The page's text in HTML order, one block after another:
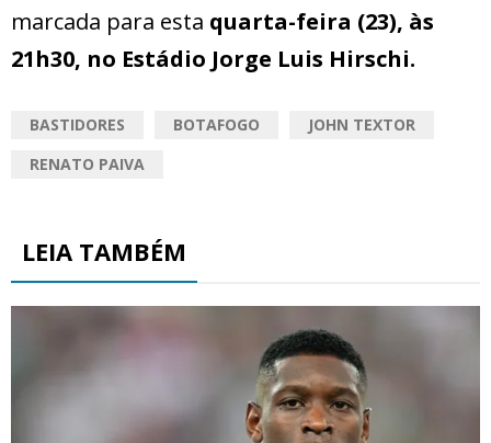
marcada para esta quarta-feira (23), às
21h30, no Estádio Jorge Luis Hirschi.
BASTIDORES BOTAFOGO
JOHN TEXTOR
RENATO PAIVA
LEIA TAMBÉM